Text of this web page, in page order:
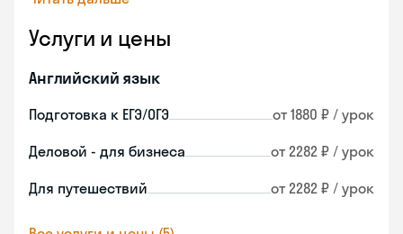
Услуги и цены
Английский язык
Подготовка к ЕГЭ/ОГЭ от 1880 ₽ / урок
Деловой - для бизнеса от 2282 ₽ / урок
Для путешествий от 2282 ₽ / урок